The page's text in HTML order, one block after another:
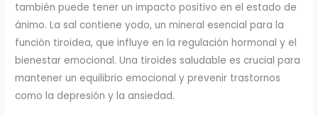
también puede tener un impacto positivo en el estado de
ánimo. La sal contiene yodo, un mineral esencial para la
función tiroidea, que influye en la regulación hormonal y el
bienestar emocional. Una tiroides saludable es crucial para
mantener un equilibrio emocional y prevenir trastornos
como la depresión y la ansiedad.